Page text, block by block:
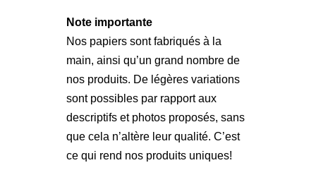
Note importante
Nos papiers sont fabriqués à la
main, ainsi qu’un grand nombre de
nos produits. De légères variations
sont possibles par rapport aux
descriptifs et photos proposés, sans
que cela n’altère leur qualité. C’est
ce qui rend nos produits uniques!